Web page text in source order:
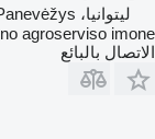
ليتوانيا، Panevėžys
agroserviso imone
الاتصال بالبائع